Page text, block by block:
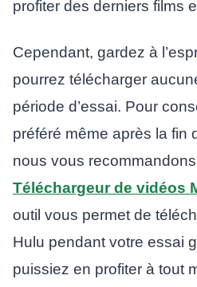
profiter des derniers films
Cependant, gardez à
pourrez télécharger
période d’essai. Pour
préféré même après la fin
nous vous recommandons
Téléchargeur de vidéos
outil vous permet de
Hulu pendant votre essai
puissiez en profiter à tout